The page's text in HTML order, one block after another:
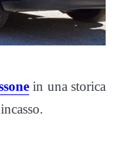
in una storica